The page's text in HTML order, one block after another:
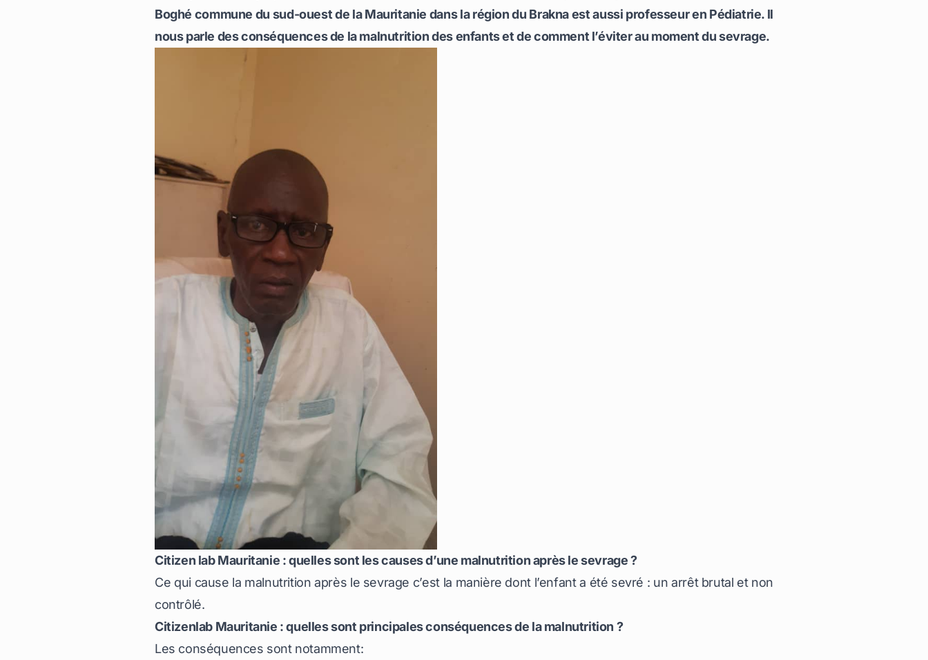
Boghé commune du sud-ouest de la Mauritanie dans la région du Brakna est aussi professeur en Pédiatrie. Il
nous parle des conséquences de la malnutrition des enfants et de comment l’éviter au moment du sevrage.
Citizen lab Mauritanie : quelles sont les causes d’une malnutrition après le sevrage ?
Ce qui cause la malnutrition après le sevrage c’est la manière dont l’enfant a été sevré : un arrêt brutal et non
contrôlé.
Citizenlab Mauritanie : quelles sont principales conséquences de la malnutrition ?
Les conséquences sont notamment: